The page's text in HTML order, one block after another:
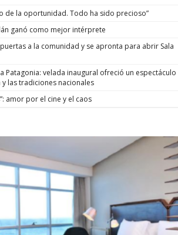
de la oportunidad. Todo ha sido precioso”
ganó como mejor intérprete
a la comunidad y se apronta para abrir Sala
Patagonia: velada inaugural ofreció un espectáculo
las tradiciones nacionales
amor por el cine y el caos